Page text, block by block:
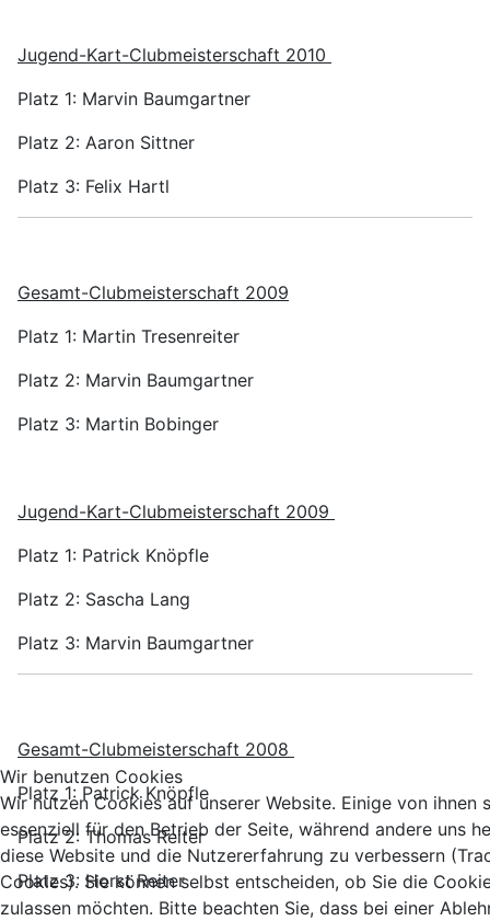
Jugend-Kart-Clubmeisterschaft 2010
Platz 1: Marvin Baumgartner
Platz 2: Aaron Sittner
Platz 3: Felix Hartl
Gesamt-Clubmeisterschaft 2009
Platz 1: Martin Tresenreiter
Platz 2: Marvin Baumgartner
Platz 3: Martin Bobinger
Jugend-Kart-Clubmeisterschaft 2009
Platz 1: Patrick Knöpfle
Platz 2: Sascha Lang
Platz 3: Marvin Baumgartner
Gesamt-Clubmeisterschaft 2008
Platz 1: Patrick Knöpfle
Platz 2: Thomas Reiter
Platz 3: Horst Reiter
Wir benutzen Cookies
Wir nutzen Cookies auf unserer Website. Einige von ihnen
essenziell für den Betrieb der Seite, während andere uns
diese Website und die Nutzererfahrung zu verbessern
Cookies). Sie können selbst entscheiden, ob Sie die
zulassen möchten. Bitte beachten Sie, dass bei einer